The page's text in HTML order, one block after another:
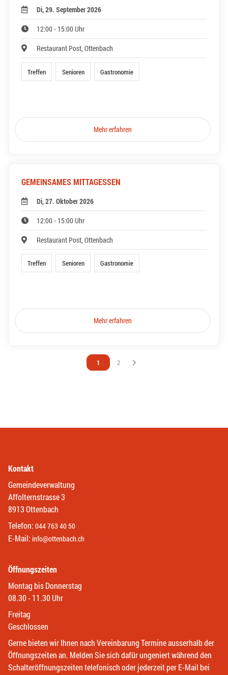
Di, 29. September 2026
12:00 - 15:00 Uhr
Restaurant Post, Ottenbach
Treffen Senioren Gastronomie
Mehr erfahren
GEMEINSAMES MITTAGESSEN
Di, 27. Oktober 2026
12:00 - 15:00 Uhr
Restaurant Post, Ottenbach
Treffen Senioren Gastronomie
Mehr erfahren
Vous êtes sur la page
1 Vous êtes sur la page
2
Kontakt
Gemeindeverwaltung
Affolternstrasse 3
8913 Ottenbach
Telefon: 044 763 40 50
E-Mail: info@ottenbach.ch
Öffnungszeiten
Montag bis Donnerstag
08.30 - 11.30 Uhr
Freitag
Geschlossen
Gerne bieten wir Ihnen nach Vereinbarung Termine ausserhalb der
Öffnungszeiten an. Melden Sie sich dafür ungeniert während den
Schalteröffnungszeiten telefonisch oder jederzeit per E-Mail bei